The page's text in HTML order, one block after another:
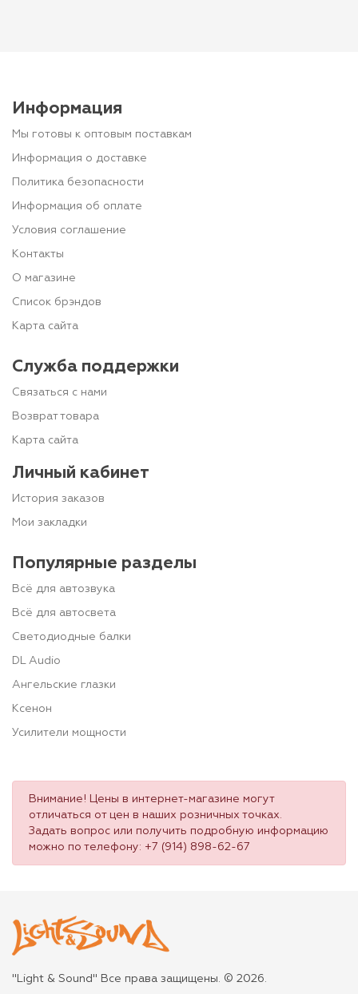
Информация
Мы готовы к оптовым поставкам
Информация о доставке
Политика безопасности
Информация об оплате
Условия соглашение
Контакты
О магазине
Список брэндов
Карта сайта
Служба поддержки
Связаться с нами
Возврат товара
Карта сайта
Личный кабинет
История заказов
Мои закладки
Популярные разделы
Всё для автозвука
Всё для автосвета
Светодиодные балки
DL Audio
Ангельские глазки
Ксенон
Усилители мощности
Внимание! Цены в интернет-магазине могут
отличаться от цен в наших розничных точках.
Задать вопрос или получить подробную информацию
можно по телефону: +7 (914) 898-62-67
"Light & Sound" Все права защищены. © 2026.